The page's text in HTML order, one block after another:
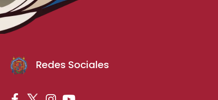
Redes Sociales